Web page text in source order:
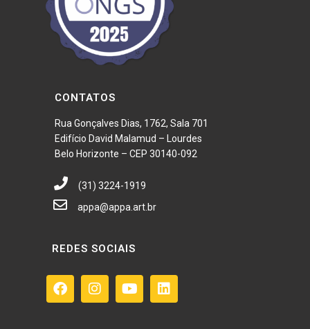
CONTATOS
Rua Gonçalves Dias, 1762, Sala 701
Edifício David Malamud – Lourdes
Belo Horizonte – CEP 30140-092
(31) 3224-1919
appa@appa.art.br
REDES SOCIAIS